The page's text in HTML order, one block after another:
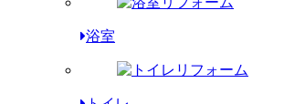
浴室